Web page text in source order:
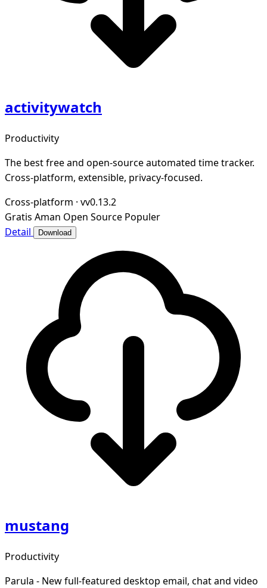
activitywatch
Productivity
The best free and open-source automated time tracker.
Cross-platform, extensible, privacy-focused.
Cross-platform · vv0.13.2
Gratis Aman Open Source Populer
Detail
Download
mustang
Productivity
Parula - New full-featured desktop email, chat and video